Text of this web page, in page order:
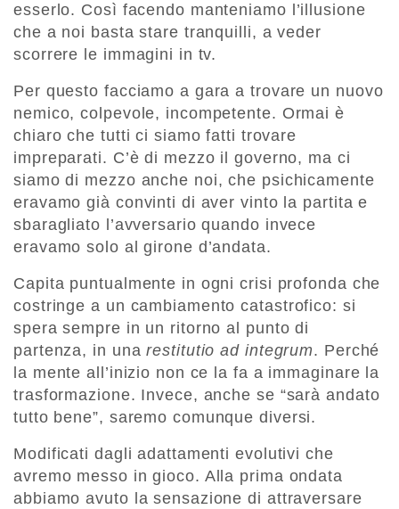
esserlo. Così facendo manteniamo l’illusione
che a noi basta stare tranquilli, a veder
scorrere le immagini in tv.
Per questo facciamo a gara a trovare un nuovo
nemico, colpevole, incompetente. Ormai è
chiaro che tutti ci siamo fatti trovare
impreparati. C’è di mezzo il governo, ma ci
siamo di mezzo anche noi, che psichicamente
eravamo già convinti di aver vinto la partita e
sbaragliato l’avversario quando invece
eravamo solo al girone d’andata.
Capita puntualmente in ogni crisi profonda che
costringe a un cambiamento catastrofico: si
spera sempre in un ritorno al punto di
partenza, in unarestitutio ad integrum. Perché
la mente all’inizio non ce la fa a immaginare la
trasformazione. Invece, anche se “sarà andato
tutto bene”, saremo comunque diversi.
Modificati dagli adattamenti evolutivi che
avremo messo in gioco. Alla prima ondata
abbiamo avuto la sensazione di attraversare